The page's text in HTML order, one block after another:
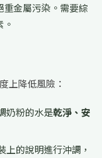
金屬污染。需要綜
上降低風險：
奶粉的水是乾淨、安
上的說明進行沖調，